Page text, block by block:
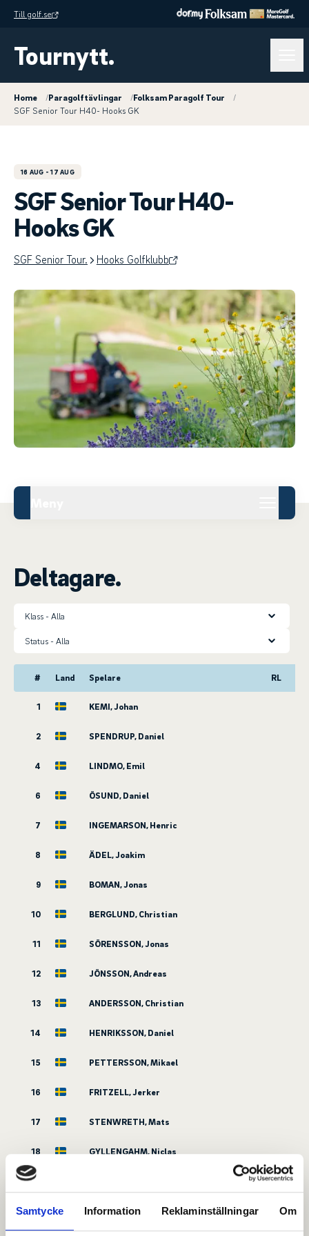
Samtycke Information Reklaminställningar Om
Till golf.se
Tournytt.
Home /Paragolftävlingar /Folksam Paragolf Tour
/
SGF Senior Tour H40- Hooks GK
16 AUG - 17 AUG
SGF Senior Tour H40-
Hooks GK
SGF Senior Tour. Hooks Golfklubb
Deltagare.
Klass
Status
# Land Spelare RL
1 KEMI, Johan
2 SPENDRUP, Daniel
4 LINDMO, Emil
6 ÖSUND, Daniel
7 INGEMARSON, Henric
8 ÄDEL, Joakim
9 BOMAN, Jonas
10 BERGLUND, Christian
11 SÖRENSSON, Jonas
12 JÖNSSON, Andreas
13 ANDERSSON, Christian
14 HENRIKSSON, Daniel
15 PETTERSSON, Mikael
16 FRITZELL, Jerker
17 STENWRETH, Mats
18 GYLLENGAHM, Niclas
19
20 HANSER, Gustav